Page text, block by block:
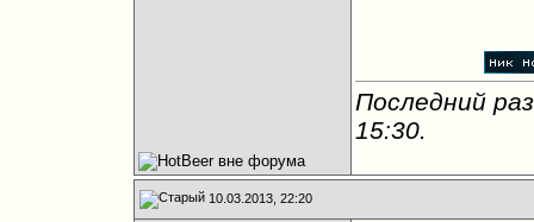
Последний
15:30.
10.03.2013, 22:20